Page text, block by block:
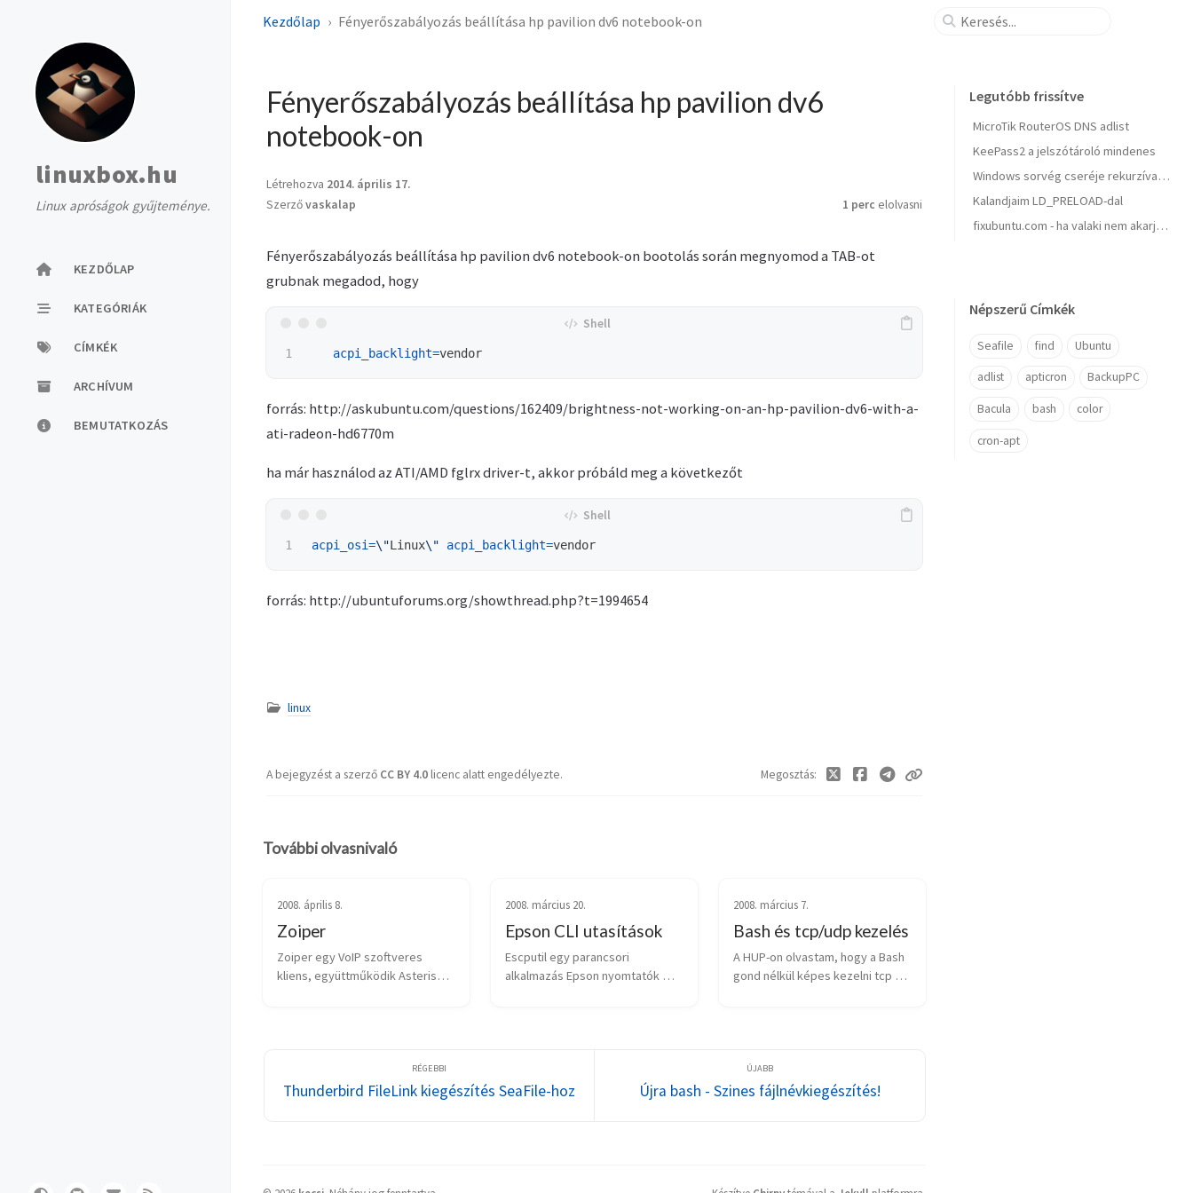
linuxbox.hu
Linux apróságok gyűjteménye.
KEZDŐLAP
KATEGÓRIÁK
CÍMKÉK
ARCHÍVUM
BEMUTATKOZÁS
Kezdőlap Fényerőszabályozás beállítása hp pavilion dv6 notebook-on
Fényerőszabályozás beállítása hp pavilion dv6
notebook-on
Létrehozva 2014. április 17.
Szerzővaskalap 1 perc elolvasni
Fényerőszabályozás beállítása hp pavilion dv6 notebook-on bootolás során megnyomod a TAB-ot
grubnak megadod, hogy
acpi_backlight=
forrás: http://askubuntu.com/questions/162409/brightness-not-working-on-an-hp-pavilion-dv6-with-a-
ati-radeon-hd6770m
ha már használod az ATI/AMD fglrx driver-t, akkor próbáld meg a következőt
acpi_osi=\"Linux\" acpi_backlight=
forrás: http://ubuntuforums.org/showthread.php?t=1994654
linux
A bejegyzést a szerző CC BY 4.0licenc alatt engedélyezte. Megosztás
Legutóbb frissítve
MicroTik RouterOS DNS adlist
KeePass2 a jelszótároló mindenes
Windows sorvég cseréje rekurzívan, parancssorból
Kalandjaim LD_PRELOAD-dal
fixubuntu.com - ha valaki nem akarja, hogy a Canonical figyelje minden billentyűzet leütésedet leütésedet
Népszerű Címkék
Seafile find Ubuntu
adlist apticron BackupPC
Bacula bash color
cron-apt
További olvasnivaló
2008. április 8.
Zoiper
Zoiper egy VoIP szoftveres
kliens, együttműködik Asterisk
2008. március 20.
Epson CLI utasítások
Escputil egy parancsori
alkalmazás Epson nyomtatók
2008. március 7.
Bash és tcp/udp kezelés
A HUP-on olvastam, hogy a Bash
gond nélkül képes kezelni tcp és
nyelven), ami ...
Thunderbird FileLink kiegészítés SeaFile-hoz Újra bash - Szines fájlnévkiegészítés!